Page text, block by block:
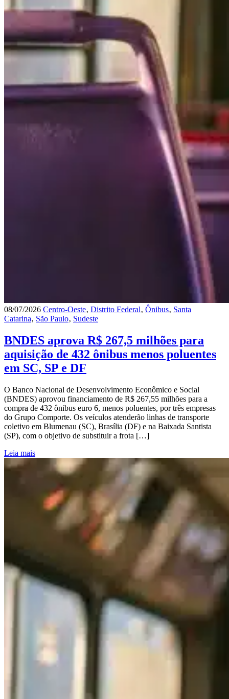
08/07/2026 Centro-Oeste‚ Distrito Federal‚ Ônibus‚ Santa
Catarina‚ São Paulo‚ Sudeste
BNDES aprova R$ 267,5 milhões para
aquisição de 432 ônibus menos poluentes
em SC, SP e DF
O Banco Nacional de Desenvolvimento Econômico e Social
(BNDES) aprovou financiamento de R$ 267,55 milhões para a
compra de 432 ônibus euro 6, menos poluentes, por três empresas
do Grupo Comporte. Os veículos atenderão linhas de transporte
coletivo em Blumenau (SC), Brasília (DF) e na Baixada Santista
(SP), com o objetivo de substituir a frota […]
Leia mais